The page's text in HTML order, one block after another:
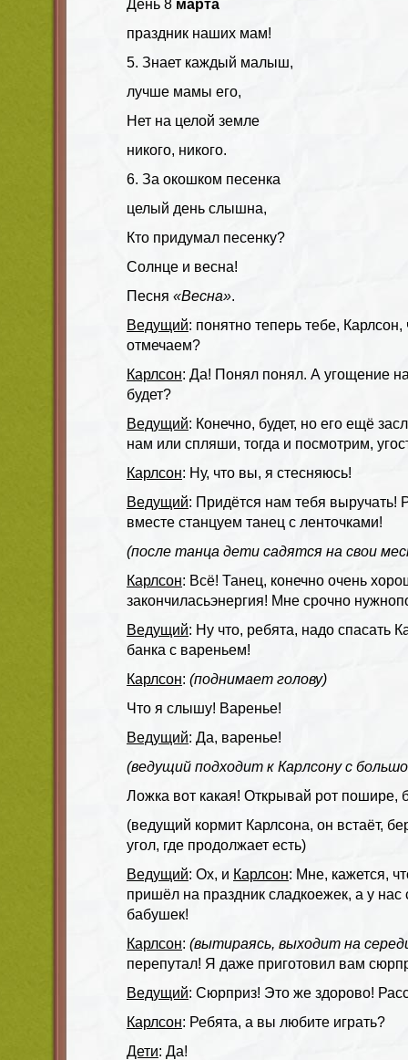
День 8 марта
праздник наших мам!
5. Знает каждый малыш,
лучше мамы его,
Нет на целой земле
никого, никого.
6. За окошком песенка
целый день слышна,
Кто придумал песенку?
Солнце и весна!
Песня «Весна».
Ведущий: понятно теперь тебе,
отмечаем?
Карлсон: Да! Понял понял. А угощение
будет?
Ведущий: Конечно, будет, но его ещё
нам или спляши, тогда и посмотрим,
Карлсон: Ну, что вы, я стесняюсь!
Ведущий: Придётся нам тебя выручать!
вместе станцуем танец с ленточками!
(после танца дети садятся на свои
Карлсон: Всё! Танец, конечно очень
закончиласьэнергия! Мне срочно
Ведущий: Ну что, ребята, надо спасать
банка с вареньем!
Карлсон: (поднимает голову)
Что я слышу! Варенье!
Ведущий: Да, варенье!
(ведущий подходит к Карлсону с
Ложка вот какая! Открывай рот пошире,
(ведущий кормит Карлсона, он встаёт,
угол, где продолжает есть)
Ведущий: Ох, и Карлсон: Мне, кажется,
пришёл на праздник сладкоежек, а у
бабушек!
Карлсон: (вытираясь, выходит на
перепутал! Я даже приготовил вам
Ведущий: Сюрприз! Это же здорово!
Карлсон: Ребята, а вы любите играть?
Дети: Да!